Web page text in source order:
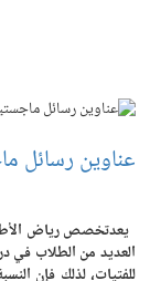
عناوين رسائل
يعدتخصص رياض
العديد من الطلاب في
للفتيات، لذلك فإن